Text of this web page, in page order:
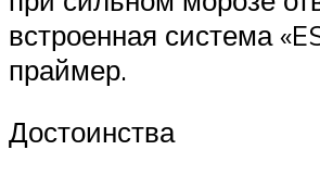
встроенная система
праймер.
Достоинства